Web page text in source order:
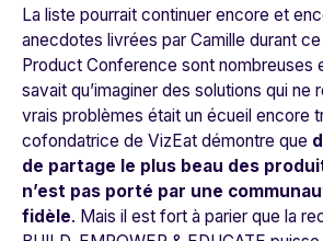
La liste pourrait continuer encore et
anecdotes livrées par Camille durant
Product Conference sont nombreuses
savait qu’imaginer des solutions qui ne
vrais problèmes était un écueil encore
cofondatrice de VizEat démontre que
de partage le plus beau des
n’est pas porté par une
fidèle. Mais il est fort à parier que la